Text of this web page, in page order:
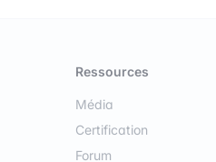
Ressources
Média
Certification
Forum